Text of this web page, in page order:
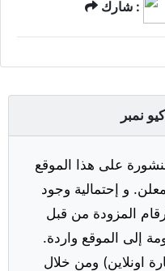
شارك :
على هذا الموقع
و إحتمالية وجود
المزودة من قبل
إلى الموقع واردة.
اونلاين) ومن خلال